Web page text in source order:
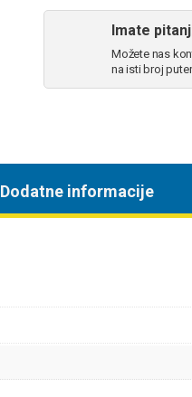
Imate
Možete nas
na isti broj
Dodatne informacije